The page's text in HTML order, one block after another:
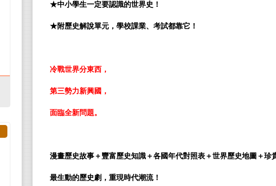
★中小學生一定要認識的世界史！
★附歷史解說單元，學校課業、考試都靠它！
冷戰世界分東西，
第三勢力新興國，
面臨全新問題。
漫畫歷史故事＋豐富歷史知識＋各國年代對照表＋世界歷史地圖＋珍
最生動的歷史劇，重現時代潮流！